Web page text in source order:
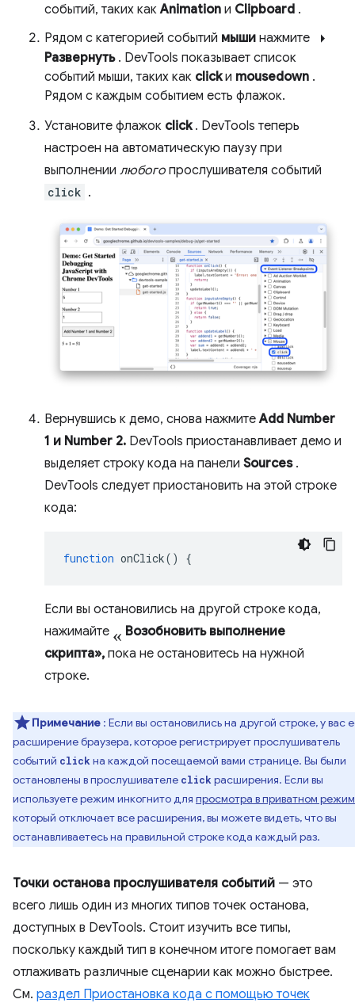
событий, таких какAnimation и Clipboard .
Рядом с категорией событий мыши нажмите arrow_right
Развернуть. DevTools показывает список
событий мыши, таких как clickи mousedown .
Рядом с каждым событием есть флажок.
Установите флажок click. DevTools теперь
настроен на автоматическую паузу при
выполнении любого прослушивателя событий
click .
Вернувшись к демо, снова нажмитеAdd Number
1 и Number 2. DevTools приостанавливает демо и
выделяет строку кода на панели Sources.
DevTools следует приостановить на этой строке
кода:
function onClick() {
Если вы остановились на другой строке кода,
нажимайте « Возобновить выполнение
скрипта», пока не остановитесь на нужной
строке.
Примечание : Если вы остановились на другой строке, у вас
расширение браузера, которое регистрирует прослушиватель
событий click на каждой посещаемой вами странице. Вы были
остановлены в прослушивателе click расширения. Если вы
используете режим инкогнито для просмотра в приватном
который отключает все расширения, вы можете видеть, что вы
останавливаетесь на правильной строке кода каждый раз.
Точки останова прослушивателя событий — это
всего лишь один из многих типов точек останова,
доступных в DevTools. Стоит изучить все типы,
поскольку каждый тип в конечном итоге помогает вам
отлаживать различные сценарии как можно быстрее.
См. раздел Приостановка кода с помощью точек